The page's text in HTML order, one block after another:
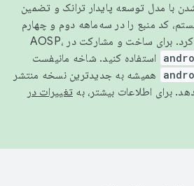
همسو شدن با مدل توسعه پایدار ترانک و تضمین
کد منبع را در سه‌ماهه دوم و چهارم
استفاده کنید. شاخه مانیفست
همیشه به جدیدترین نسخه منتشر
تغییرات در